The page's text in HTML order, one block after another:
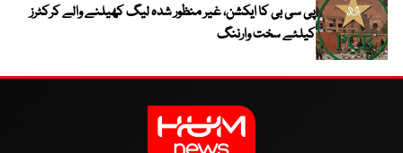
پی سی بی کا ایکشن، غیر منظور شدہ لیگ کھیلنے والے کرکٹرز
کیلئے سخت وارننگ